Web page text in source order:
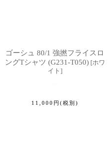
ゴーシュ 80/1 強撚フライスロ
ングTシャツ (G231-T050) [ホワ
イト ]
11,000 円 (税別)